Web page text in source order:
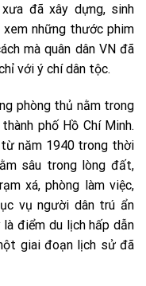
đã xây dựng, sinh
những thước phim
mà quân dân VN đã
với ý chí dân tộc.
phòng thủ nằm trong
phố Hồ Chí Minh.
năm 1940 trong thời
sâu trong lòng đất,
xá, phòng làm việc,
vụ người dân trú ẩn
điểm du lịch hấp dẫn
giai đoạn lịch sử đã